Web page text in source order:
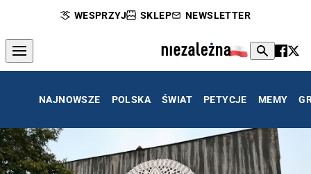
WESPRZYJ SKLEP NEWSLETTER
NAJNOWSZE POLSKA ŚWIAT PETYCJE MEMY